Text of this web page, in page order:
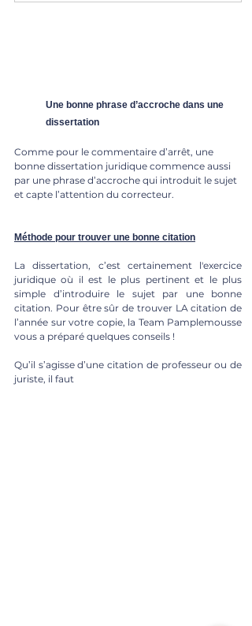
Une bonne phrase d’accroche dans une
dissertation
Comme pour le commentaire d’arrêt, une
bonne dissertation juridique commence aussi
par une phrase d’accroche qui introduit le sujet
et capte l’attention du correcteur.
Méthode pour trouver une bonne citation
La dissertation, c’est certainement l'exercice
juridique où il est le plus pertinent et le plus
simple d’introduire le sujet par une bonne
citation. Pour être sûr de trouver LA citation de
l’année sur votre copie, la Team Pamplemousse
vous a préparé quelques conseils !
Qu’il s’agisse d’une citation de professeur ou de
juriste, il faut